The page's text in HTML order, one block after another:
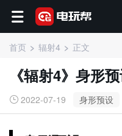
首页 辐射4 正文
《辐射4》身形
2022-07-19 身形预设